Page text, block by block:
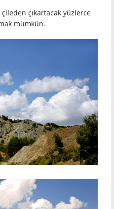
çıkartacak yüzlerce
mümkün.